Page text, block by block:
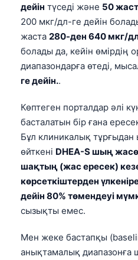
дейін түседі және 50
200 мкг/дл-ге дейін
жаста 280-ден 640 мкг/
болады да, кейін өмірдің
диапазондарға өтеді,
ге дейін..
Көптеген порталдар әлі
басталатын бір ғана
Бұл клиникалық
өйткені DHEA-S шың
шақтың (жас ересек)
көрсеткіштерден
дейін 80% төмендеуі
сызықты емес.
Мен жеке бастапқы
анықтамалық диапазонға